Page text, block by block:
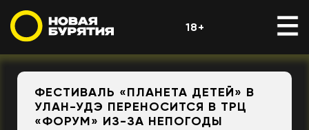
18+
ФЕСТИВАЛЬ «ПЛАНЕТА ДЕТЕЙ» В
УЛАН-УДЭ ПЕРЕНОСИТСЯ В ТРЦ
«ФОРУМ» ИЗ-ЗА НЕПОГОДЫ